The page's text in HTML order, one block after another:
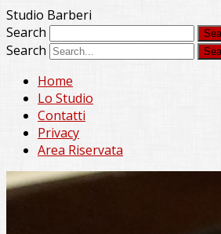
Studio Barberi
Search
Search
Home
Lo Studio
Contatti
Privacy
Area Riservata